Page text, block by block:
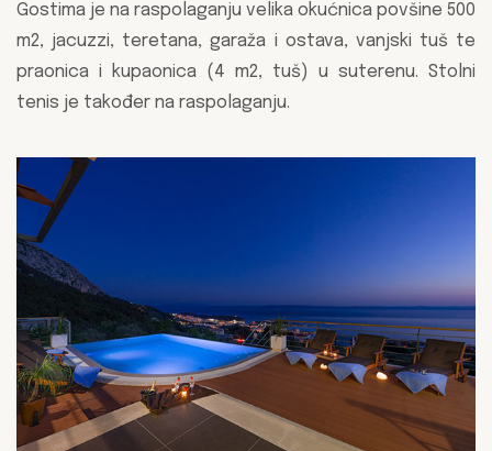
Gostima je na raspolaganju velika okućnica povšine 500
m2, jacuzzi, teretana, garaža i ostava, vanjski tuš te
praonica i kupaonica (4 m2, tuš) u suterenu. Stolni
tenis je također na raspolaganju.